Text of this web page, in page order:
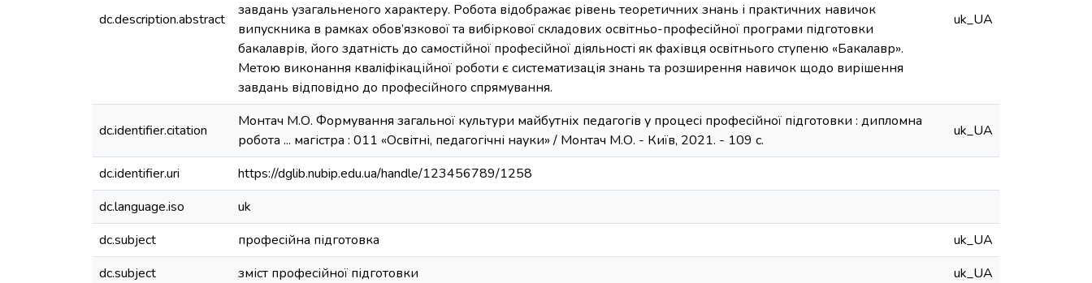
dc.description.abstract
завдань узагальненого характеру. Робота відображає рівень теоретичних знань і практичних навичок
випускника в рамках обов’язкової та вибіркової складових освітньо-професійної програми підготовки
бакалаврів, його здатність до самостійної професійної діяльності як фахівця освітнього ступеню «Бакалавр».
Метою виконання кваліфікаційної роботи є систематизація знань та розширення навичок щодо вирішення
завдань відповідно до професійного спрямування.
uk_UA
dc.identifier.citation
Монтач М.О. Формування загальної культури майбутніх педагогів у процесі професійної підготовки : дипломна
робота ... магістра : 011 «Освітні, педагогічні науки» / Монтач М.О. - Київ, 2021. - 109 с.
uk_UA
dc.identifier.uri
https://dglib.nubip.edu.ua/handle/123456789/1258
dc.language.iso
uk
dc.subject
професійна підготовка
uk_UA
dc.subject
зміст професійної підготовки
uk_UA